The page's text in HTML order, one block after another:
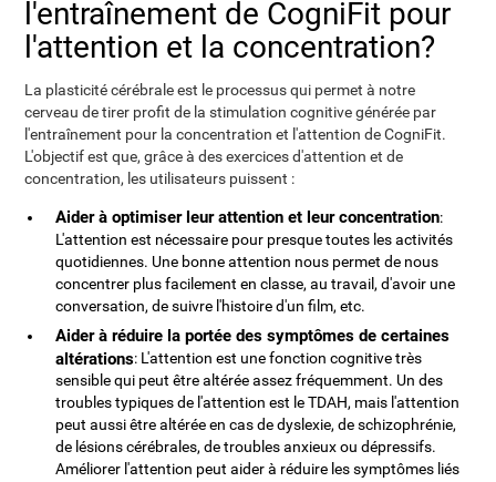
l'entraînement de CogniFit pour
l'attention et la concentration?
La plasticité cérébrale est le processus qui permet à notre
cerveau de tirer profit de la stimulation cognitive générée par
l'entraînement pour la concentration et l'attention de CogniFit.
L'objectif est que, grâce à des exercices d'attention et de
concentration, les utilisateurs puissent :
Aider à optimiser leur attention et leur concentration:
L'attention est nécessaire pour presque toutes les activités
quotidiennes. Une bonne attention nous permet de nous
concentrer plus facilement en classe, au travail, d'avoir une
conversation, de suivre l'histoire d'un film, etc.
Aider à réduire la portée des symptômes de certaines
altérations: L'attention est une fonction cognitive très
sensible qui peut être altérée assez fréquemment. Un des
troubles typiques de l'attention est le TDAH, mais l'attention
peut aussi être altérée en cas de dyslexie, de schizophrénie,
de lésions cérébrales, de troubles anxieux ou dépressifs.
Améliorer l'attention peut aider à réduire les symptômes liés